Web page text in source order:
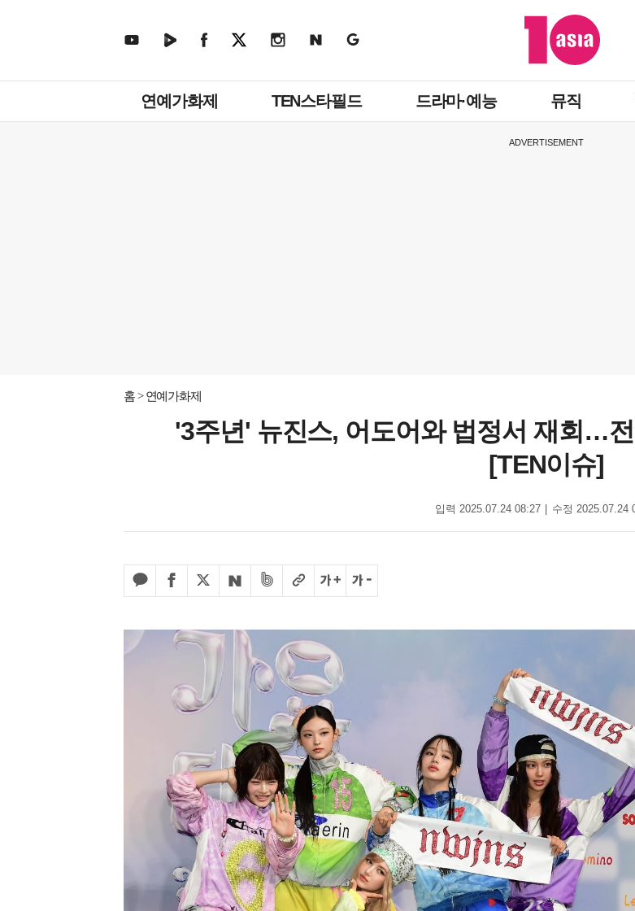
뉴
연예가화제 TEN스타필드 드라마·예능 뮤직
ADVERTISEMENT
홈 연예가화제
'3주년' 뉴진스, 어도어와 법정서 재회…
[TEN이슈]
입력 2025.07.24 08:27 수정 2025.07.24